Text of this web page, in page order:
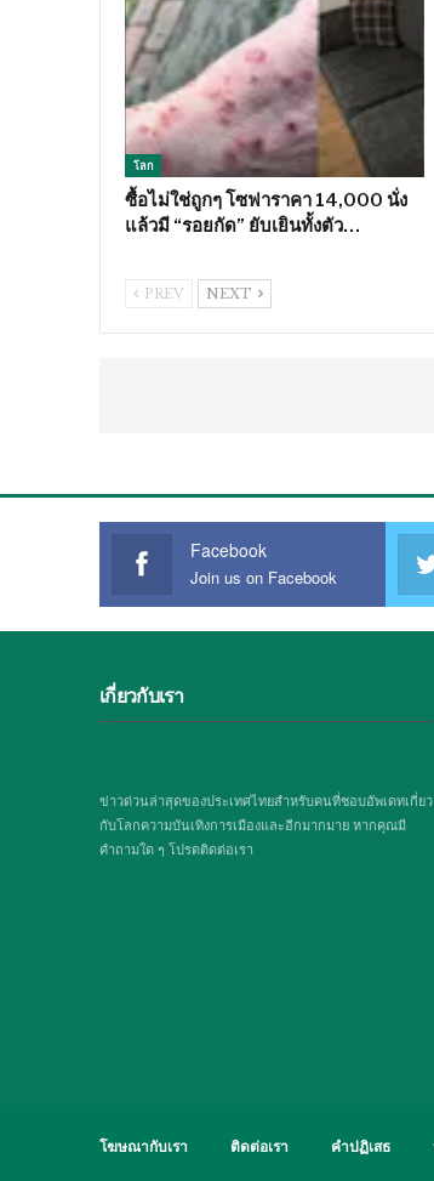
โลก
ซื้อไม่ใช่ถูกๆ โซฟาราคา 14,000 นั่ง
แล้วมี “รอยกัด” ยับเยินทั้งตัว…
PREV NEXT
Facebook
Join us on Facebook
เกี่ยวกับเรา
ข่าวด่วนล่าสุดของประเทศไทยสำหรับคนที่ชอบอัพเดทเกี่ยว
กับโลกความบันเทิงการเมืองและอีกมากมาย หากคุณมี
คำถามใด ๆ โปรดติดต่อเรา
โฆษณากับเรา ติดต่อเรา คำปฏิเสธ